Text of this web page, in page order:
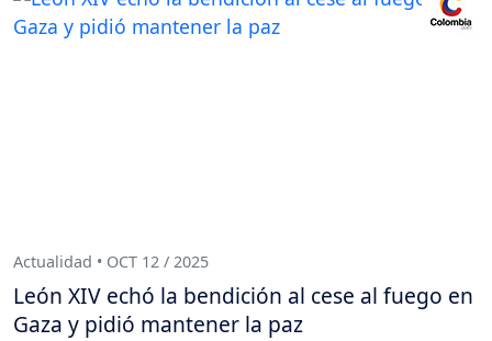
Actualidad • OCT 12 / 2025
León XIV echó la bendición al cese al fuego en
Gaza y pidió mantener la paz